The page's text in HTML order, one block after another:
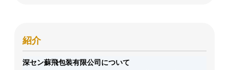
紹介
深セン蘇飛包装有限公司について